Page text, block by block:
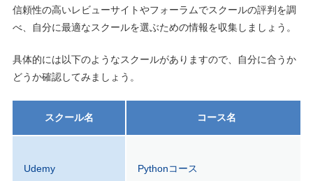
信頼性の高いレビューサイトやフォーラムでスクールの評判を調
べ、自分に最適なスクールを選ぶための情報を収集しましょう。
具体的には以下のようなスクールがありますので、自分に合うか
どうか確認してみましょう。
スクール名 コース名
Udemy Pythonコース